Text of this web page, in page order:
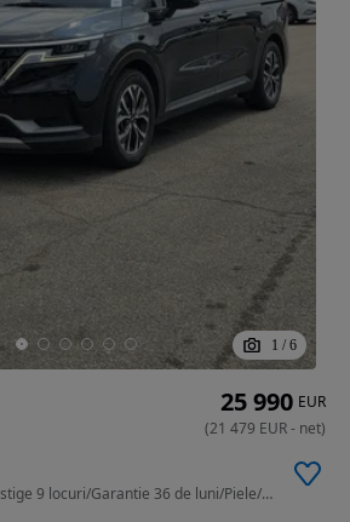
1 / 6
2151 cm3 • 201 CP • Prestige 9 locuri/Garantie 36 de luni/Piele/LED/ACC/Ventilatie/TVA
25 990 EUR
(21 479 EUR- net)